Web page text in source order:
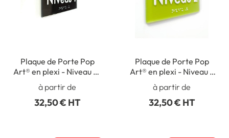
Plaque de Porte Pop
Art® en plexi - Niveau 1 -
Texte en relief - H70 x
L170 mm
à partir de
32,50 € HT
Plaque de Porte Pop
Art® en plexi - Niveau 2
- Texte en relief - H70 x
L170 mm
à partir de
32,50 € HT